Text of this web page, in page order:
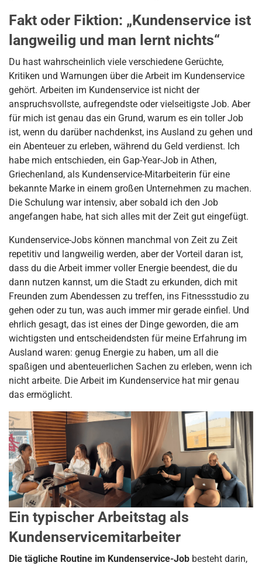
Fakt oder Fiktion: „Kundenservice ist
langweilig und man lernt nichts“
Du hast wahrscheinlich viele verschiedene Gerüchte,
Kritiken und Warnungen über die Arbeit im Kundenservice
gehört. Arbeiten im Kundenservice ist nicht der
anspruchsvollste, aufregendste oder vielseitigste Job. Aber
für mich ist genau das ein Grund, warum es ein toller Job
ist, wenn du darüber nachdenkst, ins Ausland zu gehen und
ein Abenteuer zu erleben, während du Geld verdienst. Ich
habe mich entschieden, ein Gap-Year-Job in Athen,
Griechenland, als Kundenservice-Mitarbeiterin für eine
bekannte Marke in einem großen Unternehmen zu machen.
Die Schulung war intensiv, aber sobald ich den Job
angefangen habe, hat sich alles mit der Zeit gut eingefügt.
Kundenservice-Jobs können manchmal von Zeit zu Zeit
repetitiv und langweilig werden, aber der Vorteil daran ist,
dass du die Arbeit immer voller Energie beendest, die du
dann nutzen kannst, um die Stadt zu erkunden, dich mit
Freunden zum Abendessen zu treffen, ins Fitnessstudio zu
gehen oder zu tun, was auch immer mir gerade einfiel. Und
ehrlich gesagt, das ist eines der Dinge geworden, die am
wichtigsten und entscheidendsten für meine Erfahrung im
Ausland waren: genug Energie zu haben, um all die
spaßigen und abenteuerlichen Sachen zu erleben, wenn ich
nicht arbeite. Die Arbeit im Kundenservice hat mir genau
das ermöglicht.
Ein typischer Arbeitstag als
Kundenservicemitarbeiter
Die tägliche Routine im Kundenservice-Job besteht darin,